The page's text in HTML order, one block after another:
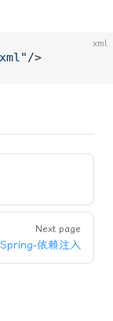
xml
/>
Next page
Spring-依赖注入